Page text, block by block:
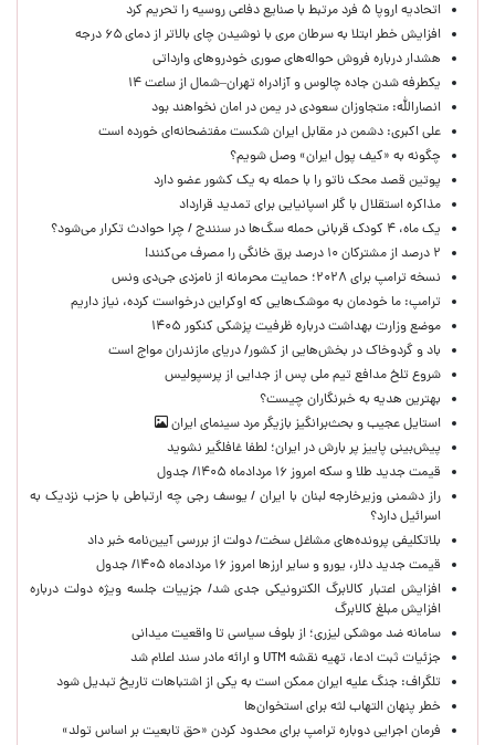
اتحادیه اروپا ۵ فرد مرتبط با صنایع دفاعی روسیه را تحریم کرد
افزایش خطر ابتلا به سرطان مری با نوشیدن چای بالاتر از دمای ۶۵ درجه
هشدار درباره فروش حواله‌های صوری خودروهای وارداتی
یکطرفه شدن جاده چالوس و آزادراه تهران–شمال از ساعت ۱۴
انصارالله: متجاوزان سعودی در یمن در امان نخواهند بود
علی اکبری: دشمن در مقابل ایران شکست مفتضحانه‌ای خورده است
چگونه به «کیف پول ایران» وصل شویم؟
پوتین قصد محک ناتو را با حمله به یک کشور عضو دارد
مذاکره استقلال با گلر اسپانیایی برای تمدید قرارداد
یک ماه، ۴ کودک قربانی حمله سگ‌ها در سنندج / چرا حوادث تکرار می‌شود؟
۲ درصد از مشترکان ۱۰ درصد برق خانگی را مصرف می‌کنند!
نسخه ترامپ برای ۲۰۲۸؛ حمایت محرمانه از نامزدی جی‌دی ونس
ترامپ: ما خودمان به موشک‌هایی که اوکراین درخواست کرده، نیاز داریم
موضع وزارت بهداشت درباره ظرفیت پزشکی کنکور ۱۴۰۵
باد و گردوخاک در بخش‌هایی از کشور/ دریای مازندران مواج است
شروع تلخ مدافع تیم ملی پس از جدایی از پرسپولیس
بهترین هدیه به خبرنگاران چیست؟
استایل عجیب و بحث‌برانگیز بازیگر مرد سینمای ایران
پیش‌بینی پاییز پر بارش در ایران؛ لطفا غافلگیر نشوید
قیمت جدید طلا و سکه امروز ۱۶ مردادماه ۱۴۰۵/ جدول
راز دشمنی وزیرخارجه لبنان با ایران / یوسف رجی چه ارتباطی با حزب نزدیک به
اسرائیل دارد؟
بلاتکلیفی پرونده‌های مشاغل سخت/ دولت از بررسی آیین‌نامه خبر داد
قیمت جدید دلار، یورو و سایر ارزها امروز ۱۶ مردادماه ۱۴۰۵/ جدول
افزایش اعتبار کالابرگ الکترونیکی جدی شد/ جزییات جلسه ویژه دولت درباره
افزایش مبلغ کالابرگ
سامانه ضد موشکی لیزری؛ از بلوف سیاسی تا واقعیت میدانی
جزئیات ثبت ادعا، تهیه نقشه UTM و ارائه مادر سند اعلام شد
تلگراف: جنگ علیه ایران ممکن است به یکی از اشتباهات تاریخ تبدیل شود
خطر پنهان التهاب لثه برای استخوان‌ها
فرمان اجرایی دوباره ترامپ برای محدود کردن «حق تابعیت بر اساس تولد»